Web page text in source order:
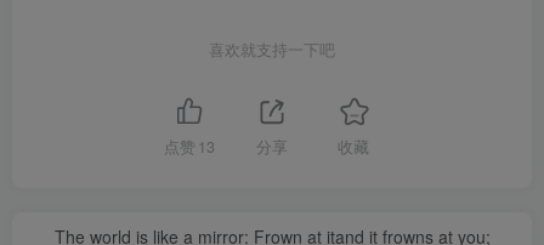
喜欢就支持一下吧
点赞 13 分享 收藏
The world is like a mirror: Frown at itand it frowns at you;